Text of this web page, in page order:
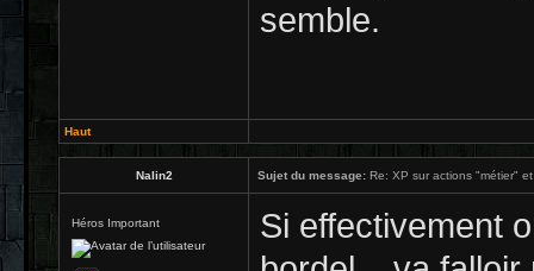
semble.
Haut
Nalin2 Sujet du message: Re: XP sur actions "métier"
Héros Important
Si effectivement